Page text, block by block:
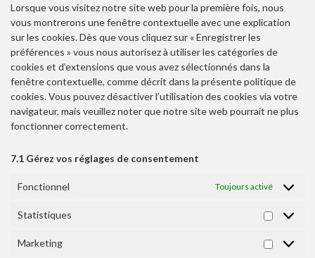
Lorsque vous visitez notre site web pour la première fois, nous
vous montrerons une fenêtre contextuelle avec une explication
sur les cookies. Dès que vous cliquez sur « Enregistrer les
préférences » vous nous autorisez à utiliser les catégories de
cookies et d’extensions que vous avez sélectionnés dans la
fenêtre contextuelle, comme décrit dans la présente politique de
cookies. Vous pouvez désactiver l’utilisation des cookies via votre
navigateur, mais veuillez noter que notre site web pourrait ne plus
fonctionner correctement.
7.1 Gérez vos réglages de consentement
Fonctionnel Toujours activé
Statistiques
Marketing